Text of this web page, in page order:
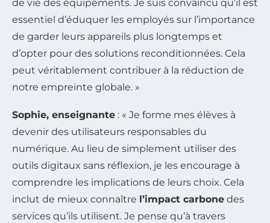
de vie des équipements. Je suis convaincu qu’il est
essentiel d’éduquer les employés sur l’importance
de garder leurs appareils plus longtemps et
d’opter pour des solutions reconditionnées. Cela
peut véritablement contribuer à la réduction de
notre empreinte globale. »
Sophie, enseignante : « Je forme mes élèves à
devenir des utilisateurs responsables du
numérique. Au lieu de simplement utiliser des
outils digitaux sans réflexion, je les encourage à
comprendre les implications de leurs choix. Cela
inclut de mieux connaître l’impact carbone des
services qu’ils utilisent. Je pense qu’à travers